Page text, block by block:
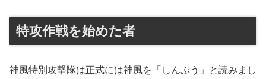
特攻作戦を始めた者
神風特別攻撃隊は正式には神風を「しんぷう」と読みまし